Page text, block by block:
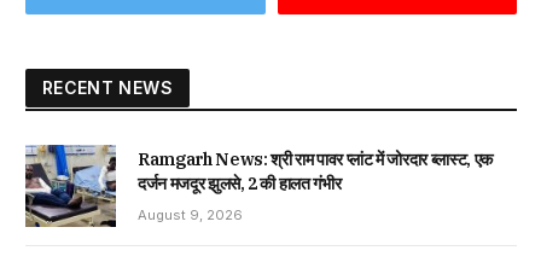
RECENT NEWS
Ramgarh News: श्री राम पावर प्लांट में जोरदार ब्लास्ट, एक
दर्जन मजदूर झुलसे, 2 की हालत गंभीर
August 9, 2026